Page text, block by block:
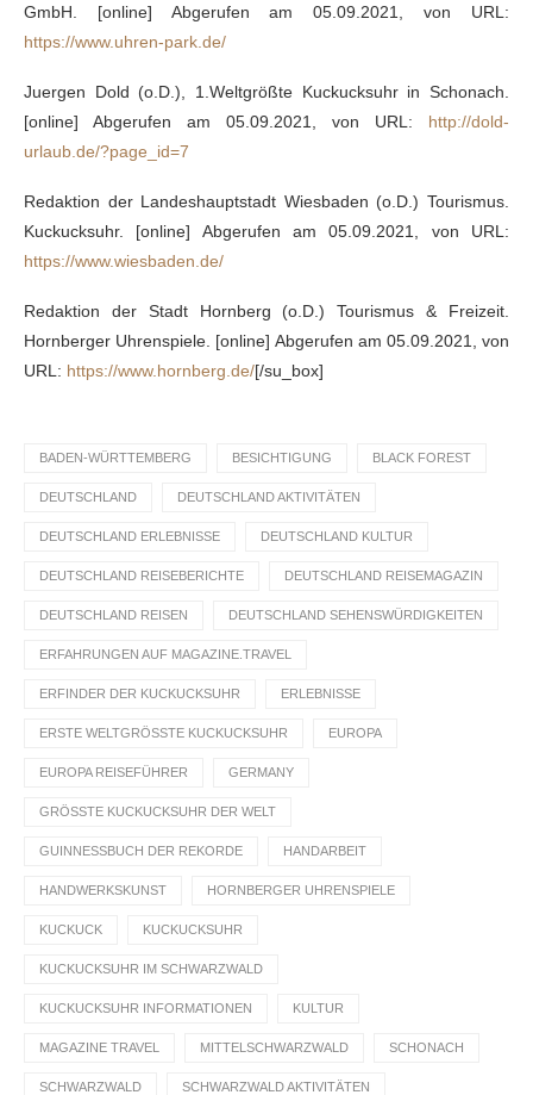
GmbH. [online] Abgerufen am 05.09.2021, von URL:
https://www.uhren-park.de/
Juergen Dold (o.D.), 1.Weltgrößte Kuckucksuhr in Schonach.
[online] Abgerufen am 05.09.2021, von URL: http://dold-
urlaub.de/?page_id=7
Redaktion der Landeshauptstadt Wiesbaden (o.D.) Tourismus.
Kuckucksuhr. [online] Abgerufen am 05.09.2021, von URL:
https://www.wiesbaden.de/
Redaktion der Stadt Hornberg (o.D.) Tourismus & Freizeit.
Hornberger Uhrenspiele. [online] Abgerufen am 05.09.2021, von
URL: https://www.hornberg.de/[/su_box]
BADEN-WÜRTTEMBERG BESICHTIGUNG BLACK FOREST
DEUTSCHLAND DEUTSCHLAND AKTIVITÄTEN
DEUTSCHLAND ERLEBNISSE DEUTSCHLAND KULTUR
DEUTSCHLAND REISEBERICHTE DEUTSCHLAND REISEMAGAZIN
DEUTSCHLAND REISEN DEUTSCHLAND SEHENSWÜRDIGKEITEN
ERFAHRUNGEN AUF MAGAZINE.TRAVEL
ERFINDER DER KUCKUCKSUHR ERLEBNISSE
ERSTE WELTGRÖSSTE KUCKUCKSUHR EUROPA
EUROPA REISEFÜHRER GERMANY
GRÖSSTE KUCKUCKSUHR DER WELT
GUINNESSBUCH DER REKORDE HANDARBEIT
HANDWERKSKUNST HORNBERGER UHRENSPIELE
KUCKUCK KUCKUCKSUHR
KUCKUCKSUHR IM SCHWARZWALD
KUCKUCKSUHR INFORMATIONEN KULTUR
MAGAZINE TRAVEL MITTELSCHWARZWALD SCHONACH
SCHWARZWALD SCHWARZWALD AKTIVITÄTEN